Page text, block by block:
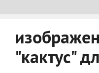
"кактус"